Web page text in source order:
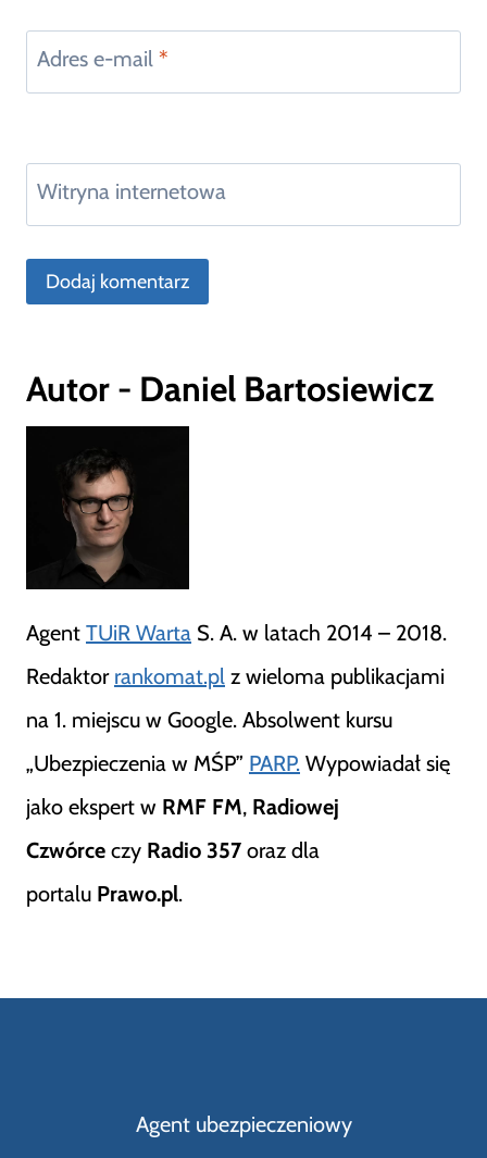
Adres e-mail *
Witryna internetowa
Autor - Daniel Bartosiewicz
Agent TUiR Warta S. A. w latach 2014 – 2018.
Redaktor rankomat.pl z wieloma publikacjami
na 1. miejscu w Google. Absolwent kursu
„Ubezpieczenia w MŚP” PARP. Wypowiadał się
jako ekspert w RMF FM, Radiowej
Czwórce czy Radio 357 oraz dla
portalu Prawo.pl.
Agent ubezpieczeniowy